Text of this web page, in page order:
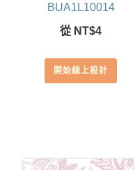
BUA1L10014
從 NT$4
開始線上設計